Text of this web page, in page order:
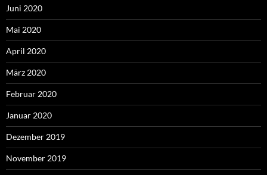
Juni 2020
Mai 2020
April 2020
März 2020
Februar 2020
Januar 2020
Dezember 2019
November 2019